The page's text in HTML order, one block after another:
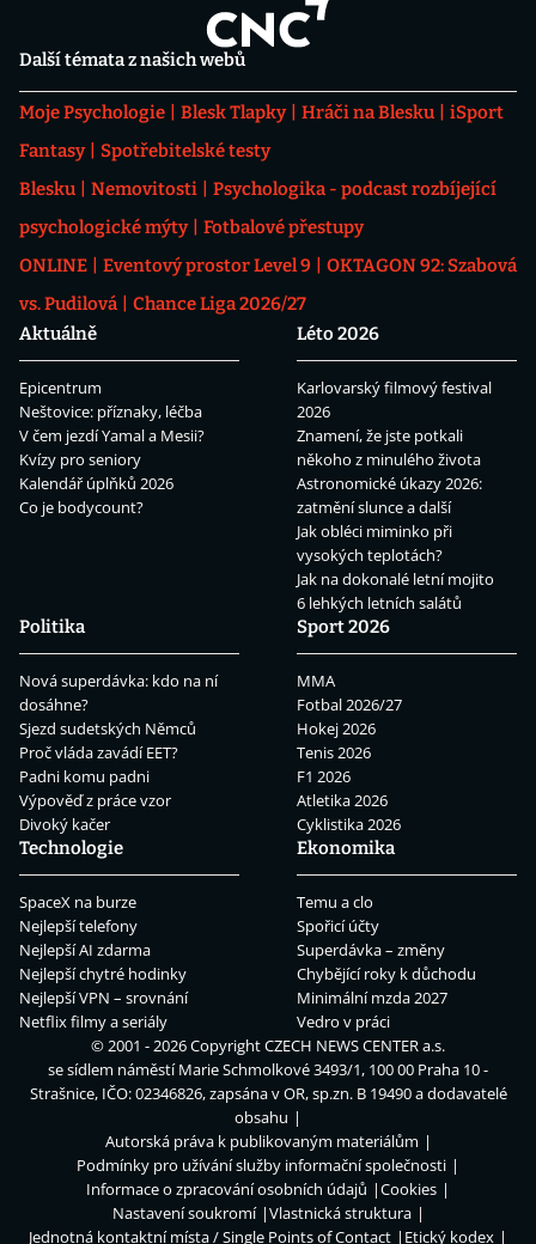
Další témata z našich webů
Moje Psychologie Blesk Tlapky Hráči na Blesku
iSport
Fantasy
Spotřebitelské testy
Blesku
Nemovitosti
Psychologika - podcast rozbíjející
psychologické mýty
Fotbalové přestupy
ONLINE
Eventový prostor Level 9
OKTAGON 92: Szabová
vs. Pudilová
Chance Liga 2026/27
Aktuálně
Epicentrum
Neštovice: příznaky, léčba
V čem jezdí Yamal a Mesii?
Kvízy pro seniory
Kalendář úplňků 2026
Co je bodycount?
Léto 2026
Karlovarský filmový festival
2026
Znamení, že jste potkali
někoho z minulého života
Astronomické úkazy 2026:
zatmění slunce a další
Jak obléci miminko při
vysokých teplotách?
Jak na dokonalé letní mojito
6 lehkých letních salátů
Politika
Nová superdávka: kdo na ní
dosáhne?
Sjezd sudetských Němců
Proč vláda zavádí EET?
Padni komu padni
Výpověď z práce vzor
Divoký kačer
Sport 2026
MMA
Fotbal 2026/27
Hokej 2026
Tenis 2026
F1 2026
Atletika 2026
Cyklistika 2026
Technologie
SpaceX na burze
Nejlepší telefony
Nejlepší AI zdarma
Nejlepší chytré hodinky
Nejlepší VPN – srovnání
Netflix filmy a seriály
Ekonomika
Temu a clo
Spořicí účty
Superdávka – změny
Chybějící roky k důchodu
Minimální mzda 2027
Vedro v práci
© 2001 - 2026 CopyrightCZECH NEWS CENTER a.s.
se sídlem náměstí Marie Schmolkové 3493/1, 100 00 Praha 10 -
Strašnice, IČO: 02346826, zapsána v OR, sp.zn. B 19490 a dodavatelé
obsahu
Autorská práva k publikovaným materiálům
Podmínky pro užívání služby informační společnosti
Informace o zpracování osobních údajů
Cookies
Nastavení soukromí
Vlastnická struktura
Jednotná kontaktní místa / Single Points of Contact
Etický kodex